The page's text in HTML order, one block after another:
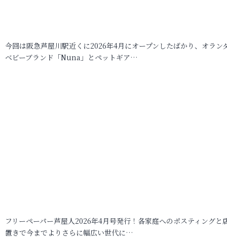
今回は阪急芦屋川駅近くに2026年4月にオープンしたばかり、オラン
ベビーブランド「Nuna」とペットギア…
フリーペーパー芦屋人2026年4月号発行！各家庭へのポスティングと
置きで今までよりさらに幅広い世代に…